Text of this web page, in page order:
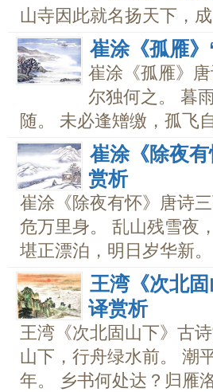
山寺因此就名扬天下，
崔涂《孤雁
崔涂《孤雁》
尔独何之。 暮
随。 未必逢矰缴，孤飞
崔涂《除夜
赏析
崔涂《除夜有怀》唐诗
危万里身。 乱山残雪夜
堪正漂泊，明日岁华新
王湾《次北
译赏析
王湾《次北固山下》古
山下，行舟绿水前。 潮
年。 乡书何处达？归雁